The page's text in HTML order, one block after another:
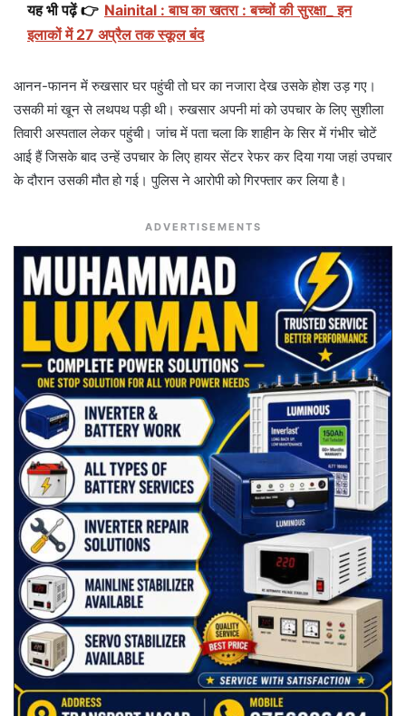
यह भी पढ़ें 👉 Nainital : बाघ का खतरा : बच्चों की सुरक्षा_ इन
इलाकों में 27 अप्रैल तक स्कूल बंद
आनन-फानन में रुखसार घर पहुंची तो घर का नजारा देख उसके होश उड़ गए।
उसकी मां खून से लथपथ पड़ी थी। रुखसार अपनी मां को उपचार के लिए सुशीला
तिवारी अस्पताल लेकर पहुंची। जांच में पता चला कि शाहीन के सिर में गंभीर चोटें
आई हैं जिसके बाद उन्हें उपचार के लिए हायर सेंटर रेफर कर दिया गया जहां उपचार
के दौरान उसकी मौत हो गई। पुलिस ने आरोपी को गिरफ्तार कर लिया है।
ADVERTISEMENTS